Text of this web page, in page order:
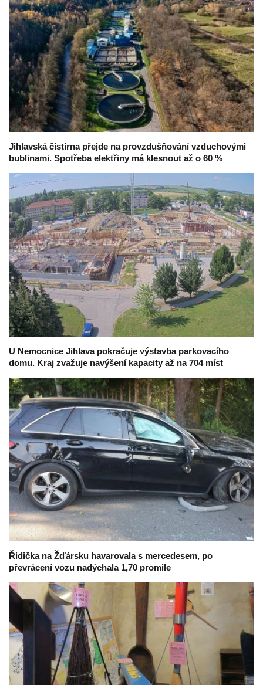
Jihlavská čistírna přejde na provzdušňování vzduchovými
bublinami. Spotřeba elektřiny má klesnout až o 60 %
U Nemocnice Jihlava pokračuje výstavba parkovacího
domu. Kraj zvažuje navýšení kapacity až na 704 míst
Řidička na Žďársku havarovala s mercedesem, po
převrácení vozu nadýchala 1,70 promile